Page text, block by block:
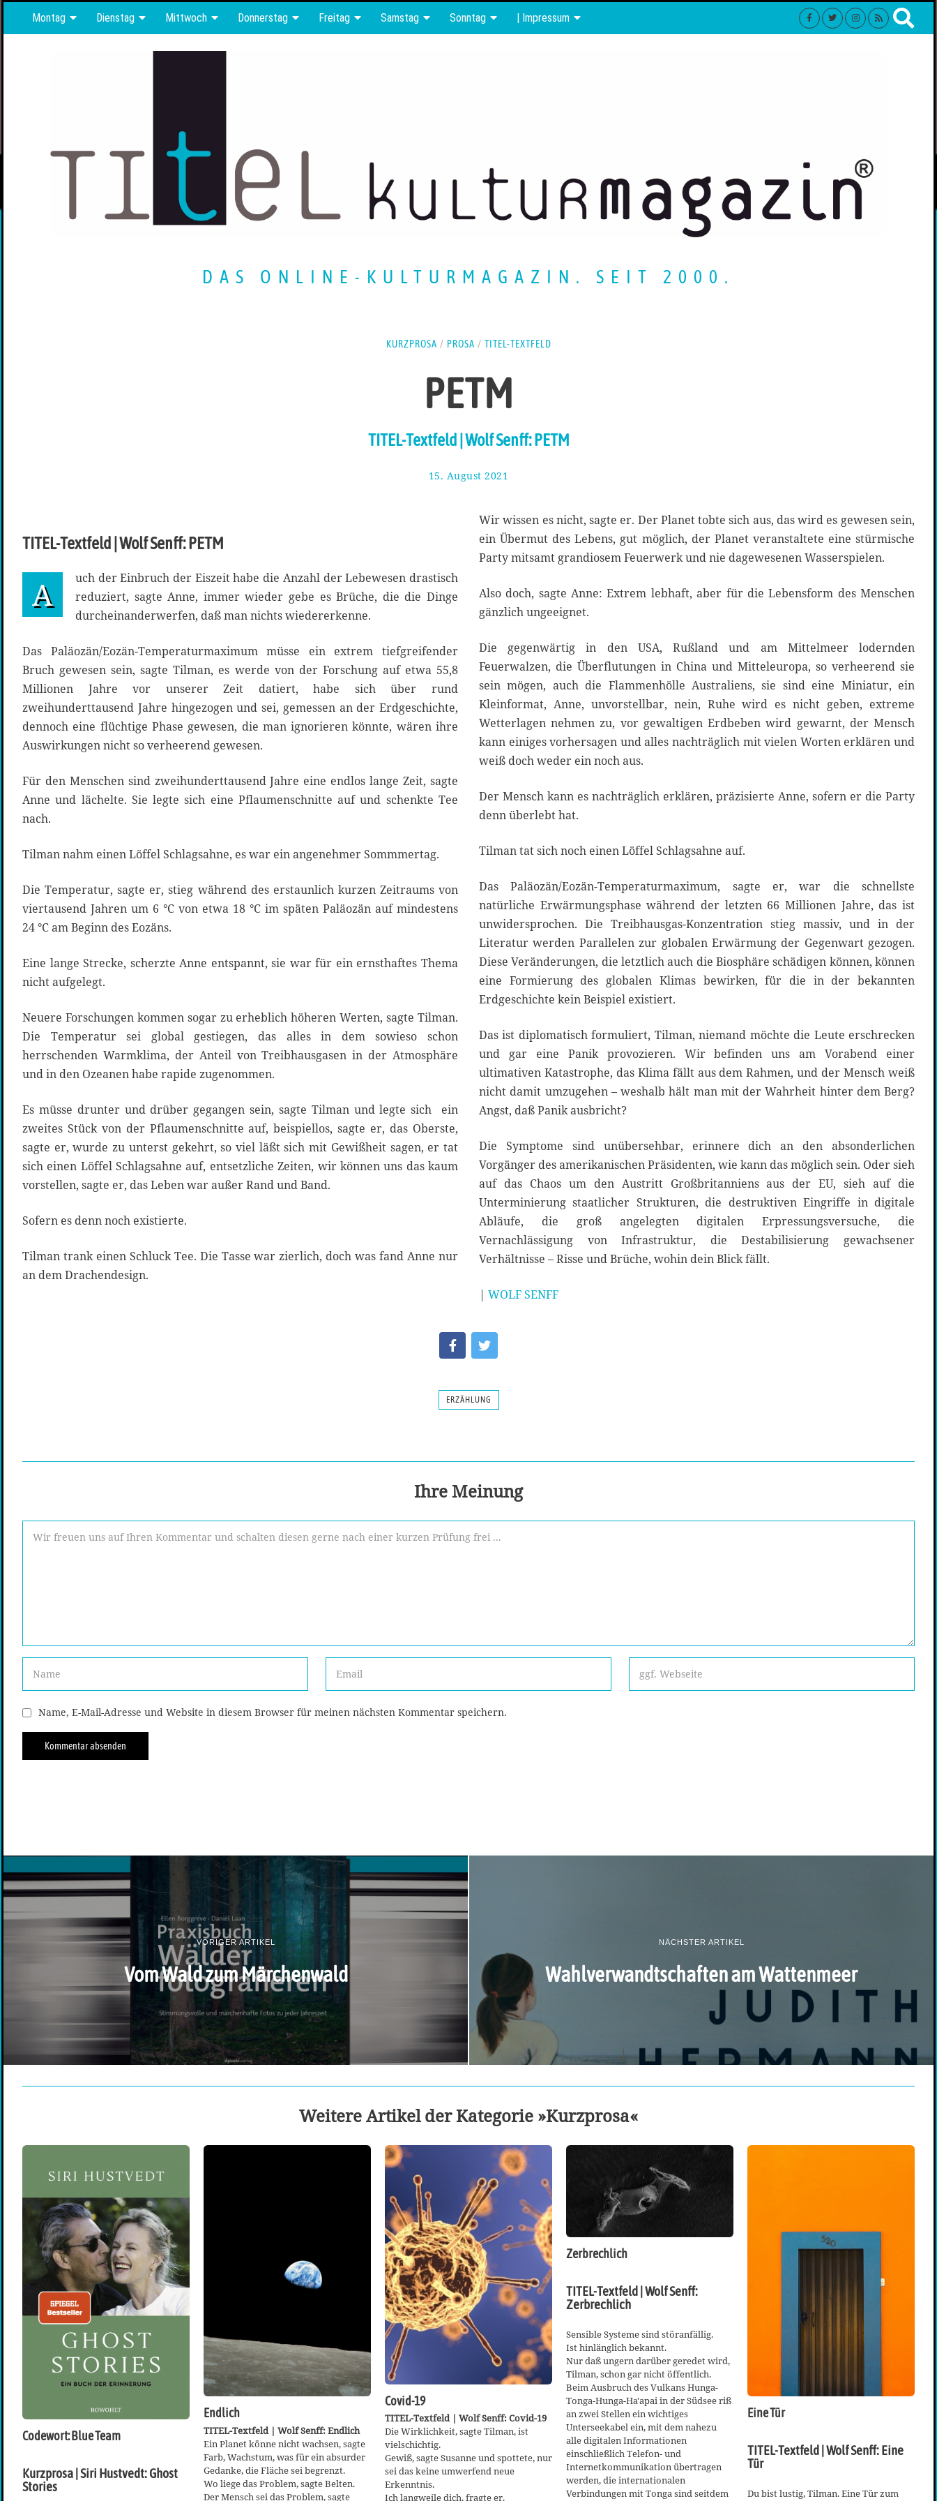
Montag Dienstag Mittwoch Donnerstag Freitag Samstag Sonntag | Impressum
DAS ONLINE-KULTURMAGAZIN. SEIT 2000.
KURZPROSA / PROSA / TITEL-TEXTFELD
PETM
TITEL-Textfeld | Wolf Senff: PETM
15. August 2021
A
u
g
u
t
2
0
1
TITEL-Textfeld | Wolf Senff: PETM
A
uch der Einbruch der Eiszeit habe die Anzahl der Lebewesen drastisch
reduziert, sagte Anne, immer wieder gebe es Brüche, die die Dinge
durcheinanderwerfen, daß man nichts wiedererkenne.
Das Paläozän/Eozän-Temperaturmaximum müsse ein extrem tiefgreifender
Bruch gewesen sein, sagte Tilman, es werde von der Forschung auf etwa 55,8
Millionen Jahre vor unserer Zeit datiert, habe sich über rund
zweihunderttausend Jahre hingezogen und sei, gemessen an der Erdgeschichte,
dennoch eine flüchtige Phase gewesen, die man ignorieren könnte, wären ihre
Auswirkungen nicht so verheerend gewesen.
Für den Menschen sind zweihunderttausend Jahre eine endlos lange Zeit, sagte
Anne und lächelte. Sie legte sich eine Pflaumenschnitte auf und schenkte Tee
nach.
Tilman nahm einen Löffel Schlagsahne, es war ein angenehmer Sommmertag.
Die Temperatur, sagte er, stieg während des erstaunlich kurzen Zeitraums von
viertausend Jahren um 6 °C von etwa 18 °C im späten Paläozän auf mindestens
24 °C am Beginn des Eozäns.
Eine lange Strecke, scherzte Anne entspannt, sie war für ein ernsthaftes Thema
nicht aufgelegt.
Neuere Forschungen kommen sogar zu erheblich höheren Werten, sagte Tilman.
Die Temperatur sei global gestiegen, das alles in dem sowieso schon
herrschenden Warmklima, der Anteil von Treibhausgasen in der Atmosphäre
und in den Ozeanen habe rapide zugenommen.
Es müsse drunter und drüber gegangen sein, sagte Tilman und legte sich ein
zweites Stück von der Pflaumenschnitte auf, beispiellos, sagte er, das Oberste,
sagte er, wurde zu unterst gekehrt, so viel läßt sich mit Gewißheit sagen, er tat
sich einen Löffel Schlagsahne auf, entsetzliche Zeiten, wir können uns das kaum
vorstellen, sagte er, das Leben war außer Rand und Band.
Sofern es denn noch existierte.
Tilman trank einen Schluck Tee. Die Tasse war zierlich, doch was fand Anne nur
an dem Drachendesign.
Wir wissen es nicht, sagte er. Der Planet tobte sich aus, das wird es gewesen sein,
ein Übermut des Lebens, gut möglich, der Planet veranstaltete eine stürmische
Party mitsamt grandiosem Feuerwerk und nie dagewesenen Wasserspielen.
Also doch, sagte Anne: Extrem lebhaft, aber für die Lebensform des Menschen
gänzlich ungeeignet.
Die gegenwärtig in den USA, Rußland und am Mittelmeer lodernden
Feuerwalzen, die Überflutungen in China und Mitteleuropa, so verheerend sie
sein mögen, auch die Flammenhölle Australiens, sie sind eine Miniatur, ein
Kleinformat, Anne, unvorstellbar, nein, Ruhe wird es nicht geben, extreme
Wetterlagen nehmen zu, vor gewaltigen Erdbeben wird gewarnt, der Mensch
kann einiges vorhersagen und alles nachträglich mit vielen Worten erklären und
weiß doch weder ein noch aus.
Der Mensch kann es nachträglich erklären, präzisierte Anne, sofern er die Party
denn überlebt hat.
Tilman tat sich noch einen Löffel Schlagsahne auf.
Das Paläozän/Eozän-Temperaturmaximum, sagte er, war die schnellste
natürliche Erwärmungsphase während der letzten 66 Millionen Jahre, das ist
unwidersprochen. Die Treibhausgas-Konzentration stieg massiv, und in der
Literatur werden Parallelen zur globalen Erwärmung der Gegenwart gezogen.
Diese Veränderungen, die letztlich auch die Biosphäre schädigen können, können
eine Formierung des globalen Klimas bewirken, für die in der bekannten
Erdgeschichte kein Beispiel existiert.
Das ist diplomatisch formuliert, Tilman, niemand möchte die Leute erschrecken
und gar eine Panik provozieren. Wir befinden uns am Vorabend einer
ultimativen Katastrophe, das Klima fällt aus dem Rahmen, und der Mensch weiß
nicht damit umzugehen – weshalb hält man mit der Wahrheit hinter dem Berg?
Angst, daß Panik ausbricht?
Die Symptome sind unübersehbar, erinnere dich an den absonderlichen
Vorgänger des amerikanischen Präsidenten, wie kann das möglich sein. Oder sieh
auf das Chaos um den Austritt Großbritanniens aus der EU, sieh auf die
Unterminierung staatlicher Strukturen, die destruktiven Eingriffe in digitale
Abläufe, die groß angelegten digitalen Erpressungsversuche, die
Vernachlässigung von Infrastruktur, die Destabilisierung gewachsener
Verhältnisse – Risse und Brüche, wohin dein Blick fällt.
| WOLF SENFF
ERZÄHLUNG
Ihre Meinung
Name, E-Mail-Adresse und Website in diesem Browser für meinen nächsten Kommentar speichern.
VORIGER ARTIKEL
Vom Wald zum Märchenwald
NÄCHSTER ARTIKEL
Wahlverwandtschaften am Wattenmeer
Weitere Artikel der Kategorie »Kurzprosa«
Codewort: Blue Team
Kurzprosa | Siri Hustvedt: Ghost
Stories
Endlich
TITEL-Textfeld | Wolf Senff: Endlich
Ein Planet könne nicht wachsen, sagte
Farb, Wachstum, was für ein absurder
Gedanke, die Fläche sei begrenzt.
Wo liege das Problem, sagte Belten.
Der Mensch sei das Problem, sagte
Covid-19
TITEL-Textfeld | Wolf Senff: Covid-19
Die Wirklichkeit, sagte Tilman, ist
vielschichtig.
Gewiß, sagte Susanne und spottete, nur
sei das keine umwerfend neue
Erkenntnis.
Ich langweile dich, fragte er.
Zerbrechlich
TITEL-Textfeld | Wolf Senff:
Zerbrechlich
Sensible Systeme sind störanfällig.
Ist hinlänglich bekannt.
Nur daß ungern darüber geredet wird,
Tilman, schon gar nicht öffentlich.
Beim Ausbruch des Vulkans Hunga-
Tonga-Hunga-Ha'apai in der Südsee riß
an zwei Stellen ein wichtiges
Unterseekabel ein, mit dem nahezu
alle digitalen Informationen
einschließlich Telefon- und
Internetkommunikation übertragen
werden, die internationalen
Verbindungen mit Tonga sind seitdem
Eine Tür
TITEL-Textfeld | Wolf Senff: Eine
Tür
Du bist lustig, Tilman. Eine Tür zum